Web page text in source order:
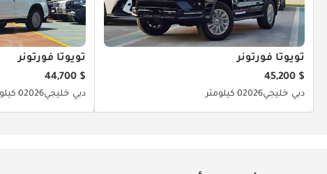
تويوتا فورتونر
$ 45,200
دبي خليجي20260 كيلومتر
تويوتا فورتونر
$ 44,700
دبي خليجي20260 كيلومتر